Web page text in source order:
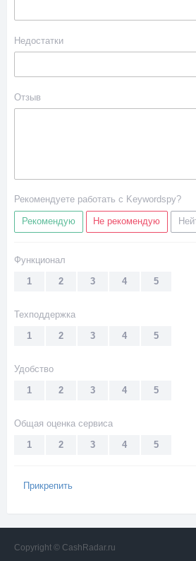
Недостатки
Отзыв
Рекомендуете работать с Keywordspy?
Рекомендую Не рекомендую
Функционал
5
4
3
2
1
Техподдержка
5
4
3
2
1
Удобство
5
4
3
2
1
Общая оценка сервиса
5
4
3
2
1
Прикрепить
Copyright © CashRadar.ru